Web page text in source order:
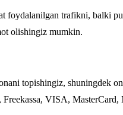
foydalanilgan trafikni, balki
olishingiz mumkin.
topishingiz, shuningdek
VISA,